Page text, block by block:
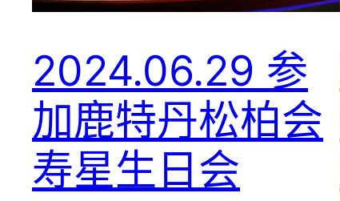
2024.06.29 参
加鹿特丹松柏会
寿星生日会